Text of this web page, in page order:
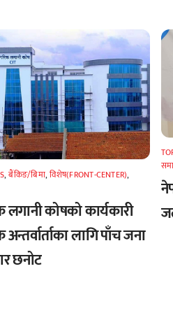
,बैंकिङ/बिमा,विशेष(FRONT-CENTER),
लगानी कोषको कार्यकारी
अन्तर्वार्ताका लागि पाँच जना
छनोट